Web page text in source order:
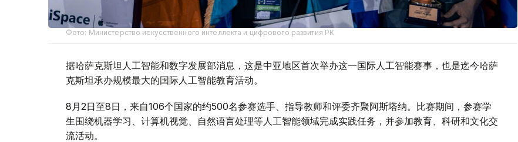
Фото: Министерство искусственного интеллекта и цифрового развития РК
据哈萨克斯坦人工智能和数字发展部消息，这是中亚地区首次举办这一国际人工智能赛事，也是迄今哈萨
克斯坦承办规模最大的国际人工智能教育活动。
8月2日至8日，来自106个国家的约500名参赛选手、指导教师和评委齐聚阿斯塔纳。比赛期间，参赛学
生围绕机器学习、计算机视觉、自然语言处理等人工智能领域完成实践任务，并参加教育、科研和文化交
流活动。